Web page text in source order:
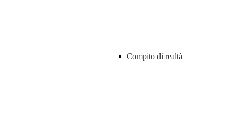
Compito di realtà